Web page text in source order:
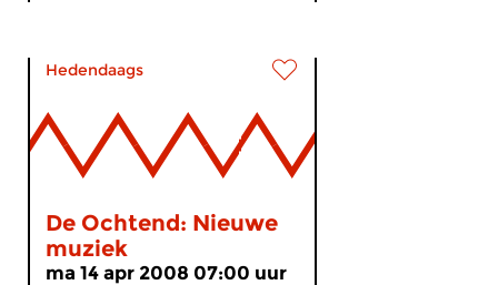
Hedendaags
De Ochtend: Nieuwe
muziek
ma 14 apr 2008 07:00 uur